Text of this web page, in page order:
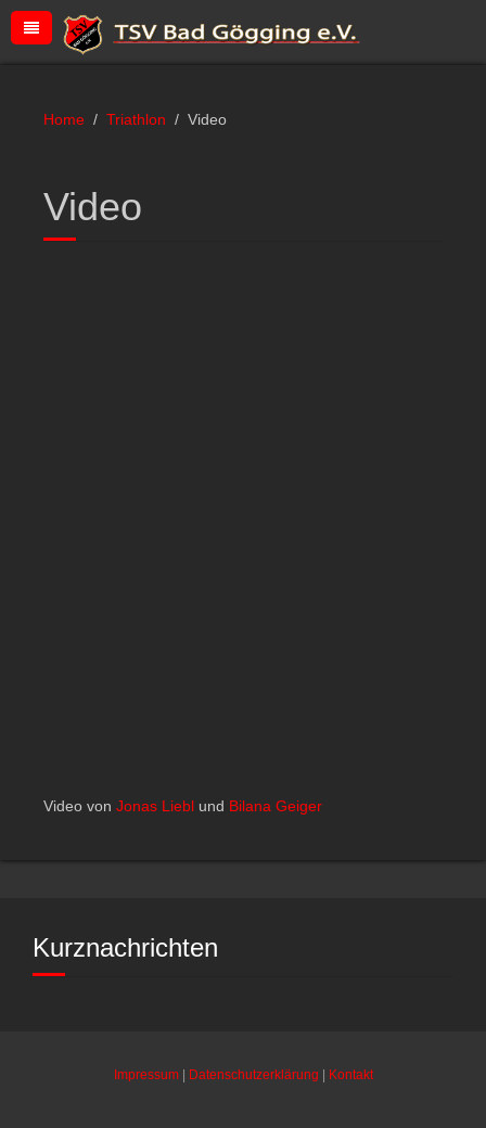
Home Triathlon Video
Video
Video von Jonas Liebl und Bilana Geiger
Kurznachrichten
Impressum| Datenschutzerklärung Kontakt